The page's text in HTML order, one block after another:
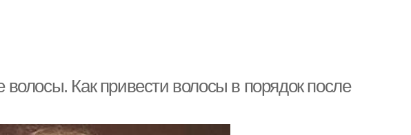
Как привести волосы в порядок после